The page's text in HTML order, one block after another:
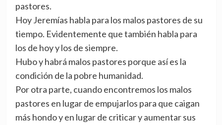
pastores.
Hoy Jeremías habla para los malos pastores de su
tiempo. Evidentemente que también habla para
los de hoy y los de siempre.
Hubo y habrá malos pastores porque así es la
condición de la pobre humanidad.
Por otra parte, cuando encontremos los malos
pastores en lugar de empujarlos para que caigan
más hondo y en lugar de criticar y aumentar sus